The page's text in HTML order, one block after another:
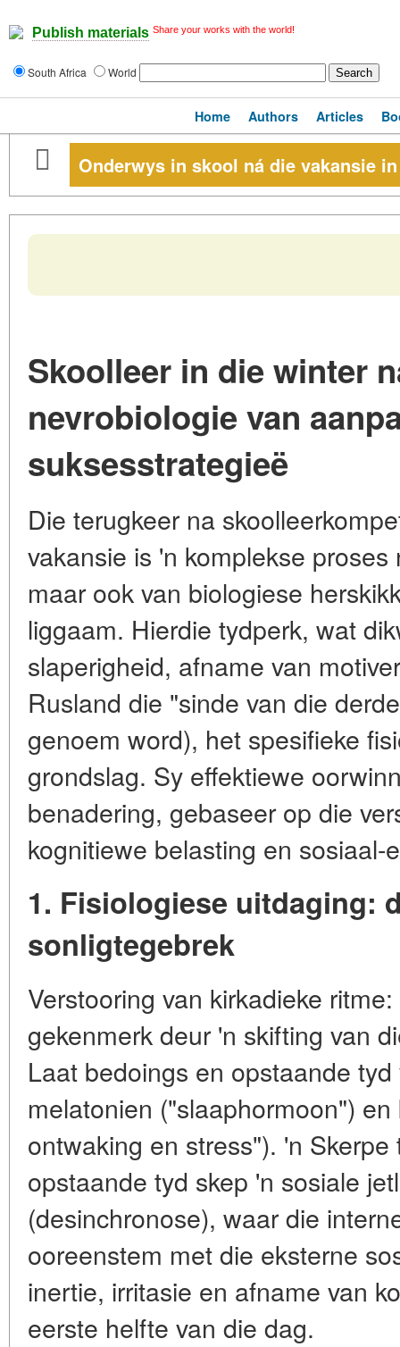
Publish materials Share your works with the world!
South Africa World
Home Authors Articles
Onderwys in skool ná die vakansie
Skoolleer in die winter
nevrobiologie van
suksesstrategieë
Die terugkeer na
vakansie is 'n komplekse
maar ook van biologiese
liggaam. Hierdie tydperk, wat
slaperigheid, afname van
Rusland die "sinde van die
genoem word), het spesifieke
grondslag. Sy effektiewe
benadering, gebaseer op die
kognitiewe belasting en sosiaal-
1. Fisiologiese uitdaging:
sonligtegebrek
Verstooring van kirkadieke
gekenmerk deur 'n skifting van
Laat bedoings en opstaande
melatonien ("slaaphormoon")
ontwaking en stress"). 'n
opstaande tyd skep 'n sosiale
(desinchronose), waar die
ooreenstem met die eksterne
inertie, irritasie en afname van
eerste helfte van die dag.